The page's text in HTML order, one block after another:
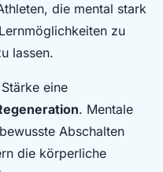
die mental stark
zu
lassen.
eine
. Mentale
Abschalten
die körperliche